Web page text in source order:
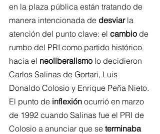
en la plaza pública están tratando de
manera intencionada de desviar la
atención del punto clave: el cambio de
rumbo del PRI como partido histórico
hacia el neoliberalismo lo decidieron
Carlos Salinas de Gortari, Luis
Donaldo Colosio y Enrique Peña Nieto.
El punto de inflexión ocurrió en marzo
de 1992 cuando Salinas fue el PRI de
Colosio a anunciar que se terminaba